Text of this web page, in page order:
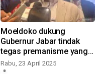
Moeldoko dukung
Gubernur Jabar tindak
tegas premanisme yang
ganggu investasi pabrik
BYD di Subang
Rabu, 23 April 2025